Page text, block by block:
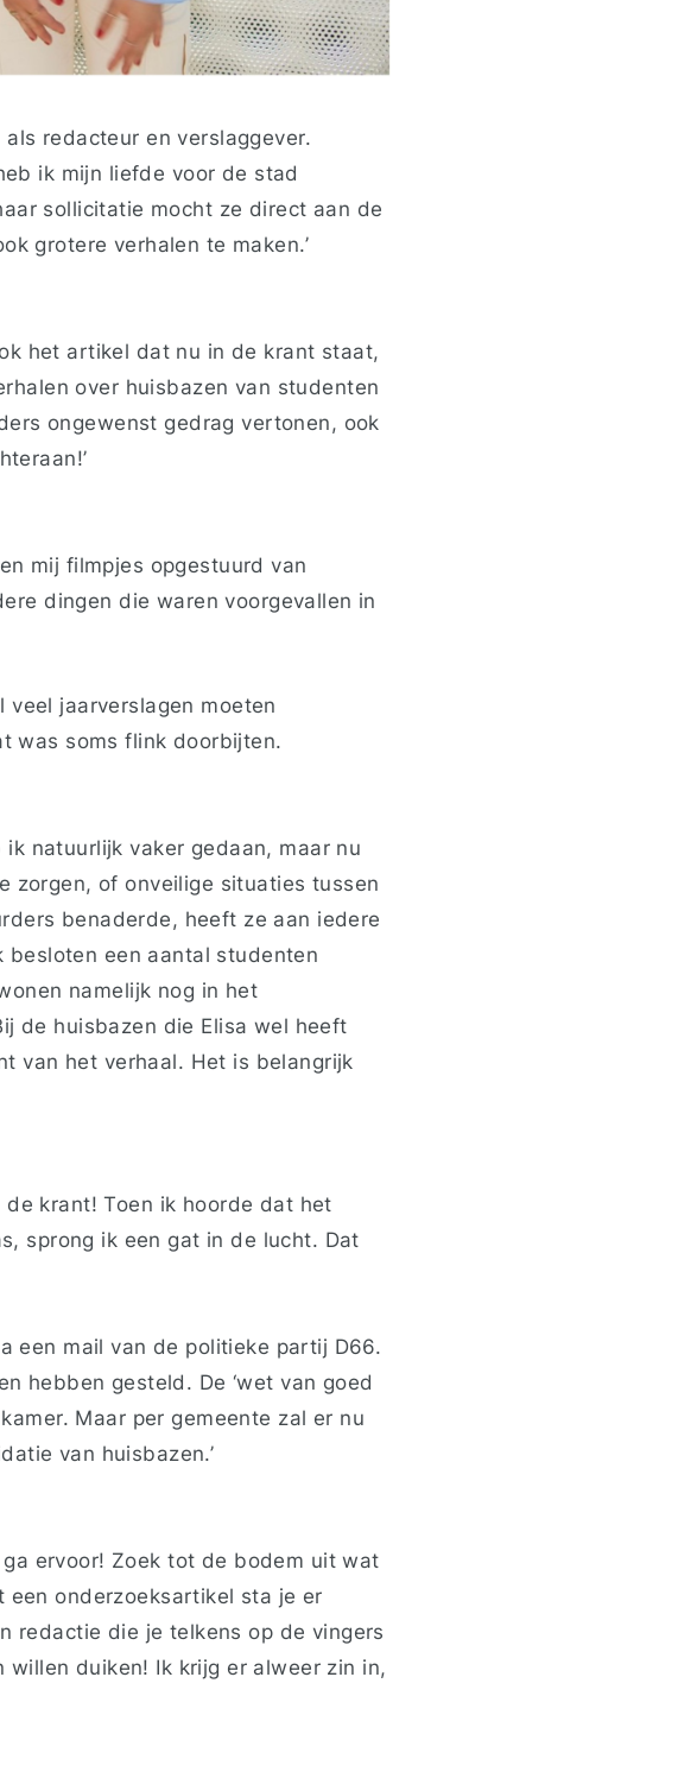
redacteur en verslaggever.
ik mijn liefde voor de stad
sollicitatie mocht ze direct aan de
grotere verhalen te maken.’
het artikel dat nu in de krant staat,
over huisbazen van studenten
ongewenst gedrag vertonen, ook
mij filmpjes opgestuurd van
dingen die waren voorgevallen in
veel jaarverslagen moeten
was soms flink doorbijten.
natuurlijk vaker gedaan, maar nu
zorgen, of onveilige situaties tussen
benaderde, heeft ze aan iedere
besloten een aantal studenten
namelijk nog in het
de huisbazen die Elisa wel heeft
van het verhaal. Het is belangrijk
krant! Toen ik hoorde dat het
sprong ik een gat in de lucht. Dat
een mail van de politieke partij D66.
hebben gesteld. De ‘wet van goed
kamer. Maar per gemeente zal er nu
van huisbazen.’
ervoor! Zoek tot de bodem uit wat
onderzoeksartikel sta je er
redactie die je telkens op de vingers
duiken! Ik krijg er alweer zin in,